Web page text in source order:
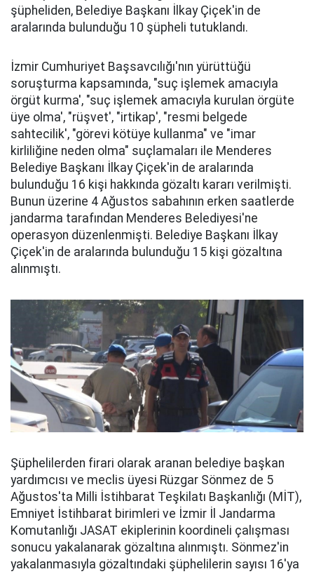
şüpheliden, Belediye Başkanı İlkay Çiçek'in de
aralarında bulunduğu 10 şüpheli tutuklandı.
İzmir Cumhuriyet Başsavcılığı'nın yürüttüğü
soruşturma kapsamında, "suç işlemek amacıyla
örgüt kurma', "suç işlemek amacıyla kurulan örgüte
üye olma', "rüşvet', "irtikap', "resmi belgede
sahtecilik', "görevi kötüye kullanma" ve "imar
kirliliğine neden olma" suçlamaları ile Menderes
Belediye Başkanı İlkay Çiçek'in de aralarında
bulunduğu 16 kişi hakkında gözaltı kararı verilmişti.
Bunun üzerine 4 Ağustos sabahının erken saatlerde
jandarma tarafından Menderes Belediyesi'ne
operasyon düzenlenmişti. Belediye Başkanı İlkay
Çiçek'in de aralarında bulunduğu 15 kişi gözaltına
alınmıştı.
Şüphelilerden firari olarak aranan belediye başkan
yardımcısı ve meclis üyesi Rüzgar Sönmez de 5
Ağustos'ta Milli İstihbarat Teşkilatı Başkanlığı (MİT),
Emniyet İstihbarat birimleri ve İzmir İl Jandarma
Komutanlığı JASAT ekiplerinin koordineli çalışması
sonucu yakalanarak gözaltına alınmıştı. Sönmez'in
yakalanmasıyla gözaltındaki şüphelilerin sayısı 16'ya